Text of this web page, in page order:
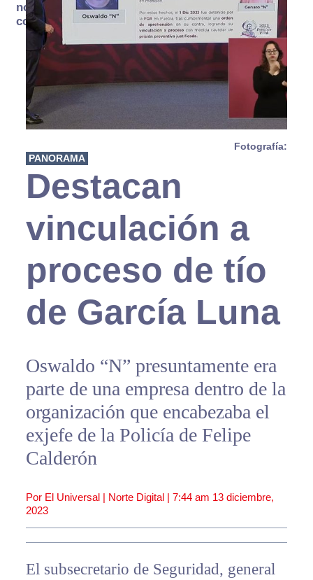
no se
consume
Fotografía:
PANORAMA
Destacan
vinculación a
proceso de tío
de García Luna
Oswaldo “N” presuntamente era
parte de una empresa dentro de la
organización que encabezaba el
exjefe de la Policía de Felipe
Calderón
Por El Universal | Norte Digital | 7:44 am 13 diciembre,
2023
El subsecretario de Seguridad, general